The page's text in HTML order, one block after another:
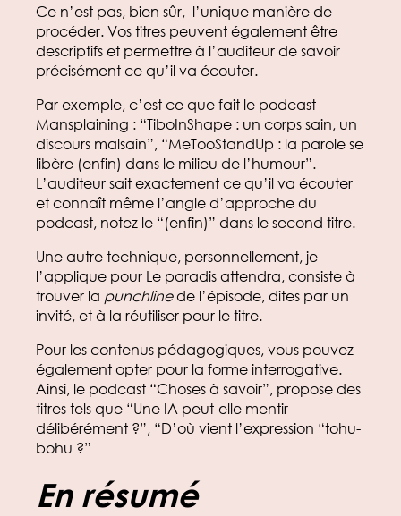
Ce n’est pas, bien sûr, l’unique manière de
procéder. Vos titres peuvent également être
descriptifs et permettre à l’auditeur de savoir
précisément ce qu’il va écouter.
Par exemple, c’est ce que fait le podcast
Mansplaining : “TiboInShape : un corps sain, un
discours malsain”, “MeTooStandUp : la parole se
libère (enfin) dans le milieu de l’humour”.
L’auditeur sait exactement ce qu’il va écouter
et connaît même l’angle d’approche du
podcast, notez le “(enfin)” dans le second titre.
Une autre technique, personnellement, je
l’applique pour Le paradis attendra, consiste à
trouver la punchlinede l’épisode, dites par un
invité, et à la réutiliser pour le titre.
Pour les contenus pédagogiques, vous pouvez
également opter pour la forme interrogative.
Ainsi, le podcast “Choses à savoir”, propose des
titres tels que “Une IA peut-elle mentir
délibérément ?”, “D’où vient l’expression “tohu-
bohu ?”
En résumé